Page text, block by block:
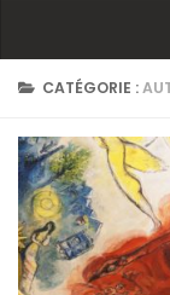
CATÉGORIE :